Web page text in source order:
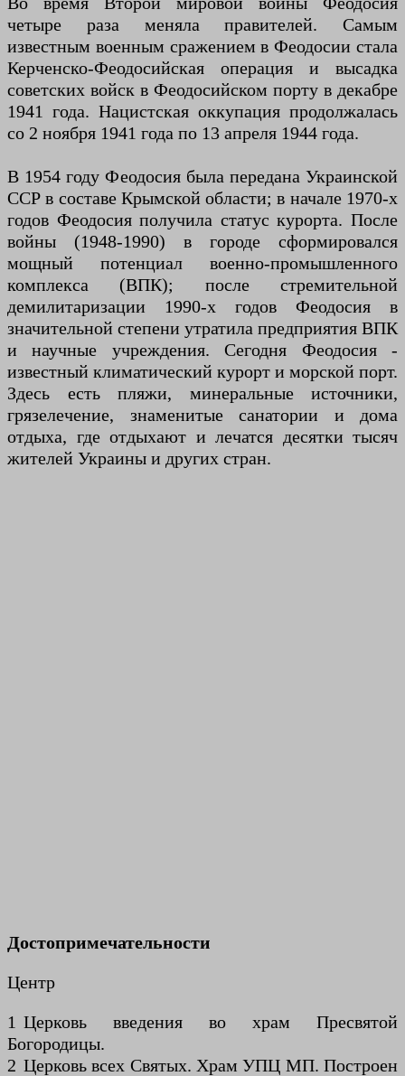
четыре раза меняла правителей. Самым
известным военным сражением в Феодосии стала
Керченско-Феодосийская операция и высадка
советских войск в Феодосийском порту в декабре
1941 года. Нацистская оккупация продолжалась
со 2 ноября 1941 года по 13 апреля 1944 года.
В 1954 году Феодосия была передана Украинской
ССР в составе Крымской области; в начале 1970-х
годов Феодосия получила статус курорта. После
войны (1948-1990) в городе сформировался
мощный потенциал военно-промышленного
комплекса (ВПК); после стремительной
демилитаризации 1990-х годов Феодосия в
значительной степени утратила предприятия ВПК
и научные учреждения. Сегодня Феодосия -
известный климатический курорт и морской порт.
Здесь есть пляжи, минеральные источники,
грязелечение, знаменитые санатории и дома
отдыха, где отдыхают и лечатся десятки тысяч
жителей Украины и других стран.
Достопримечательности
Центр
1 Церковь введения во храм Пресвятой
Богородицы.
2 Церковь всех Святых. Храм УПЦ МП. Построен